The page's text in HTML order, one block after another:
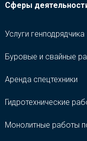
Сферы
Услуги генподрядчика
Буровые и свайные
Аренда спецтехники
Гидротехнические
Монолитные работы